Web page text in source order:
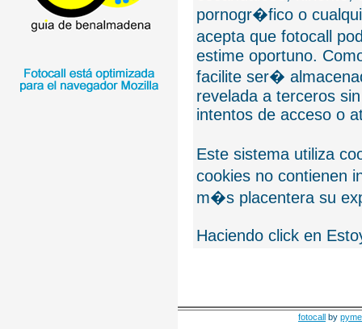
pornogr�fico o
acepta que fotocall
estime oportuno.
facilite ser�
revelada a terceros
intentos de acceso o
Este sistema utiliza
cookies no contienen
m�s placentera su
Haciendo click en
fotocall by